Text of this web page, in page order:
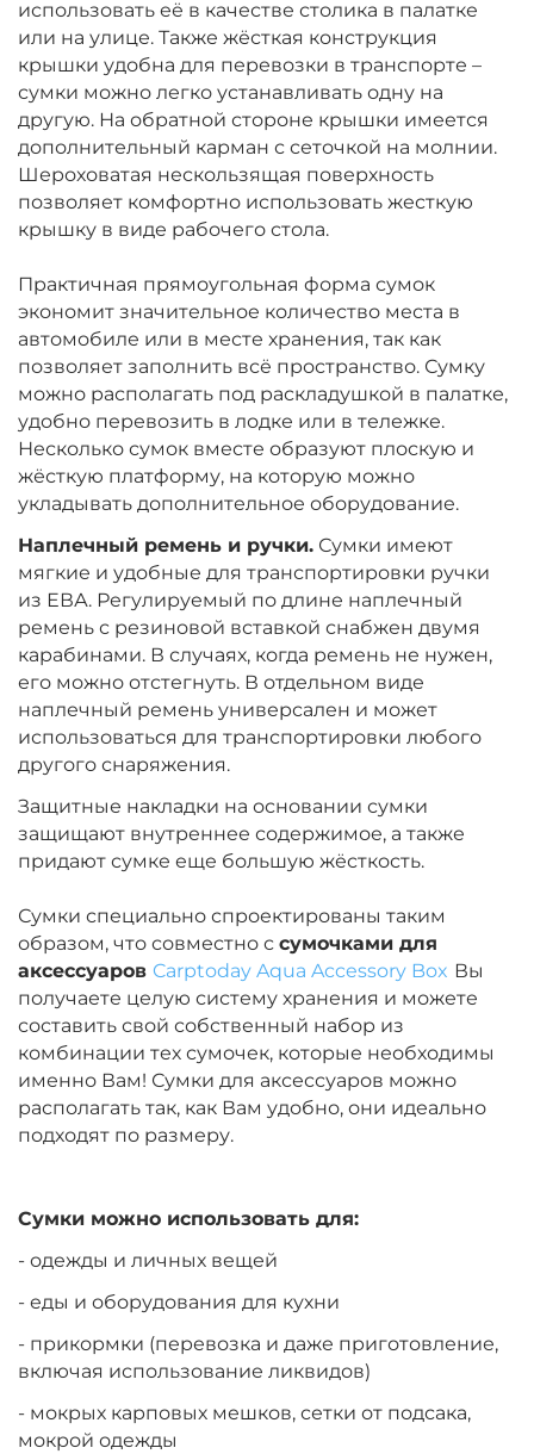
использовать её в качестве столика в палатке
или на улице. Также жёсткая конструкция
крышки удобна для перевозки в транспорте –
сумки можно легко устанавливать одну на
другую. На обратной стороне крышки имеется
дополнительный карман с сеточкой на молнии.
Шероховатая нескользящая поверхность
позволяет комфортно использовать жесткую
крышку в виде рабочего стола.
Практичная прямоугольная форма сумок
экономит значительное количество места в
автомобиле или в месте хранения, так как
позволяет заполнить всё пространство. Сумку
можно располагать под раскладушкой в палатке,
удобно перевозить в лодке или в тележке.
Несколько сумок вместе образуют плоскую и
жёсткую платформу, на которую можно
укладывать дополнительное оборудование.
Наплечный ремень и ручки. Сумки имеют
мягкие и удобные для транспортировки ручки
из ЕВА. Регулируемый по длине наплечный
ремень с резиновой вставкой снабжен двумя
карабинами. В случаях, когда ремень не нужен,
его можно отстегнуть. В отдельном виде
наплечный ремень универсален и может
использоваться для транспортировки любого
другого снаряжения.
Защитные накладки на основании сумки
защищают внутреннее содержимое, а также
придают сумке еще большую жёсткость.
Сумки специально спроектированы таким
образом, что совместно с сумочками для
аксессуаров Carptoday Aqua Accessory Box Вы
получаете целую систему хранения и можете
составить свой собственный набор из
комбинации тех сумочек, которые необходимы
именно Вам! Сумки для аксессуаров можно
располагать так, как Вам удобно, они идеально
подходят по размеру.
Сумки можно использовать для:
- одежды и личных вещей
- еды и оборудования для кухни
- прикормки (перевозка и даже приготовление,
включая использование ликвидов)
- мокрых карповых мешков, сетки от подсака,
мокрой одежды